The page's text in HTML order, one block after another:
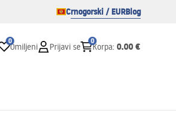
Crnogorski / EURBlog
0
Omiljeni Prijavi se
0
Korpa: 0.00 €